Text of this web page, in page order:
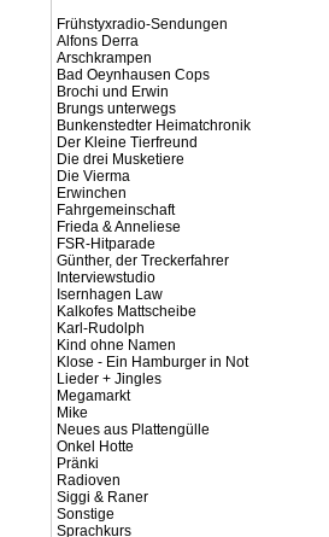
Frühstyxradio-Sendungen
Alfons Derra
Arschkrampen
Bad Oeynhausen Cops
Brochi und Erwin
Brungs unterwegs
Bunkenstedter Heimatchronik
Der Kleine Tierfreund
Die drei Musketiere
Die Vierma
Erwinchen
Fahrgemeinschaft
Frieda & Anneliese
FSR-Hitparade
Günther, der Treckerfahrer
Interviewstudio
Isernhagen Law
Kalkofes Mattscheibe
Karl-Rudolph
Kind ohne Namen
Klose - Ein Hamburger in Not
Lieder + Jingles
Megamarkt
Mike
Neues aus Plattengülle
Onkel Hotte
Pränki
Radioven
Siggi & Raner
Sonstige
Sprachkurs